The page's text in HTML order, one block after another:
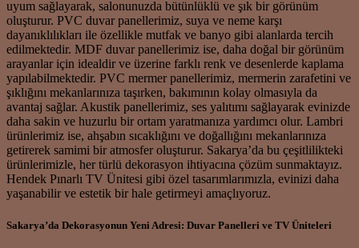
uyum sağlayarak, salonunuzda bütünlüklü ve şık bir görünüm
oluşturur. PVC duvar panellerimiz, suya ve neme karşı
dayanıklılıkları ile özellikle mutfak ve banyo gibi alanlarda tercih
edilmektedir. MDF duvar panellerimiz ise, daha doğal bir görünüm
arayanlar için idealdir ve üzerine farklı renk ve desenlerde kaplama
yapılabilmektedir. PVC mermer panellerimiz, mermerin zarafetini ve
şıklığını mekanlarınıza taşırken, bakımının kolay olmasıyla da
avantaj sağlar. Akustik panellerimiz, ses yalıtımı sağlayarak evinizde
daha sakin ve huzurlu bir ortam yaratmanıza yardımcı olur. Lambri
ürünlerimiz ise, ahşabın sıcaklığını ve doğallığını mekanlarınıza
getirerek samimi bir atmosfer oluşturur. Sakarya’da bu çeşitlilikteki
ürünlerimizle, her türlü dekorasyon ihtiyacına çözüm sunmaktayız.
Hendek Pınarlı TV Ünitesi gibi özel tasarımlarımızla, evinizi daha
yaşanabilir ve estetik bir hale getirmeyi amaçlıyoruz.
Sakarya’da Dekorasyonun Yeni Adresi: Duvar Panelleri ve TV Üniteleri